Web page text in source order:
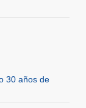
30 años de